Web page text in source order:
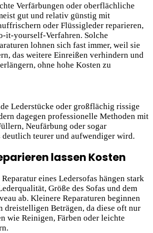
Verfärbungen oder oberflächliche
gut und relativ günstig mit
oder Flüssigleder reparieren,
it-yourself‑Verfahren. Solche
lohnen sich fast immer, weil sie
das weitere Einreißen verhindern und
ohne hohe Kosten zu
Lederstücke oder großflächig rissige
dagegen professionelle Methoden mit
Neufärbung oder sogar
deutlich teurer und aufwendiger wird.
lassen Kosten
eines Ledersofas hängen stark
Größe des Sofas und dem
ab. Kleinere Reparaturen beginnen
dreistelligen Beträgen, da diese oft nur
wie Reinigen, Färben oder leichte